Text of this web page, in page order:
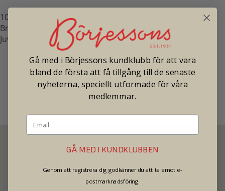
10 fasettslipade diamanter, á ca 0,03ct, totalt ca 0,30ct.
Bredd 13mm. Vikt 14,3 gram. Second hand. Tillverkad hos
Juvel-Magnus.
Pris: 25 900
Tradionellt butikspris: 50 000
Gå med i Börjessons kundklubb för att vara
bland de första att få tillgång till de senaste
nyheterna, speciellt utformade för våra
medlemmar.
GÅ MED I KUNDKLUBBEN
Genom att registrera dig godkänner du att ta emot e-
postmarknadsföring.